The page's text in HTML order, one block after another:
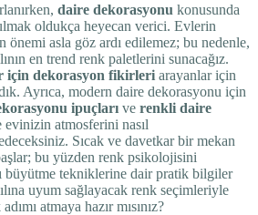
daire dekorasyonu konusunda
oldukça heyecan verici. Evlerin
önemi asla göz ardı edilemez; bu nedenle,
en trend renk paletlerini sunacağız.
için dekorasyon fikirleri arayanlar için
Ayrıca, modern daire dekorasyonu için
ipuçları ve renkli daire
evinizin atmosferini nasıl
Sıcak ve davetkar bir mekan
bu yüzden renk psikolojisini
büyütme tekniklerine dair pratik bilgiler
uyum sağlayacak renk seçimleriyle
atmaya hazır mısınız?